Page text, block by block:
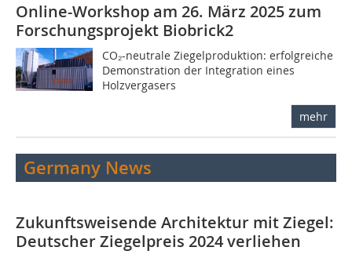
Online-Workshop am 26. März 2025 zum
Forschungsprojekt Biobrick2
CO₂-neutrale Ziegelproduktion: erfolgreiche
Demonstration der Integration eines
Holzvergasers
mehr
Germany News
Zukunftsweisende Architektur mit Ziegel:
Deutscher Ziegelpreis 2024 verliehen